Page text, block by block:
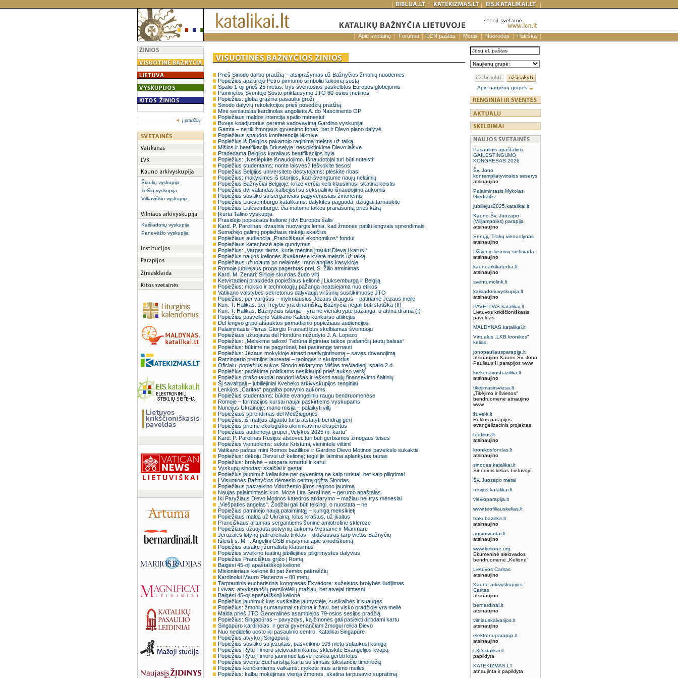
Apie svetainę Forumai LCN paštas Medis Nuorodos Paieška
į pradžią
Šiaulių vyskupija
Telšių vyskupija
Vilkaviškio vyskupija
Kaišiadorių vyskupija
Panevėžio vyskupija
Prieš Sinodo darbo pradžią – atsiprašymas už Bažnyčios žmonių nuodėmes
Popiežius apžiūrėjo Petro pirmumo simboliu laikomą sostą
Spalio 1-oji prieš 25 metus: trys šventosios paskelbtos Europos globėjomis
Paminėtos Šventojo Sosto priklausymo JTO 60-osios metinės
Popiežius: globa grąžina pasauliui grožį
Sinodo dalyvių rekolekcijos prieš posėdžių pradžią
Mirė seniausias kardinolas angolietis A. do Nascimento OP
Popiežiaus maldos intencija spalio mėnesiui
Buvęs koadjutorius perėmė vadovavimą Gardino vyskupijai
Gamta – ne tik žmogaus gyvenimo fonas, bet ir Dievo plano dalyvė
Popiežiaus spaudos konferencija lėktuve
Popiežius iš Belgijos pakartojo raginimą melstis už taiką
Mišios ir beatifikacija Briuselyje: nesipiktinkime Dievo laisve
Pradedama Belgijos karaliaus beatifikacijos byla
Popiežius: „Neslėpkite išnaudojimo. Išnaudotojai turi būti nuteisti“
Popiežius studentams: norite laisvės? Ieškokite tiesos!
Popiežius Belgijos universiteto dėstytojams: plėskite ribas!
Popiežius: mokykimės iš istorijos, kad išvengtume naujų nelaimių
Popiežius Bažnyčiai Belgijoje: krizė verčia kelti klausimus, skatina keistis
Popiežius dvi valandas kalbėjosi su seksualinio išnaudojimo aukomis
Popiežius susitiko su sergančiais pagyvenusiais žmonėmis
Popiežius Liuksemburgo katalikams: dalykitės paguoda, džiugiai tarnaukite
Popiežius Liuksemburge: čia matome taikos pranašumą prieš karą
Įkurta Talino vyskupija
Prasidėjo popiežiaus kelionė į dvi Europos šalis
Kard. P. Parolinas: dvasinis nuovargis lemia, kad žmonės patiki lengvais sprendimais
Sumažėjo galimų popiežiaus rinkėjų skaičius
Popiežiaus audiencija „Pranciškaus ekonomikos“ fondui
Popiežiaus katechezė apie gundymus
Popiežius: „Vargas tiems, kurie mėgina įtraukti Dievą į karus!“
Popiežius naujos kelionės išvakarėse kvietė melstis už taiką
Popiežiaus užuojauta po nelaimės Irano anglies kasykloje
Romoje jubiliejaus proga pagerbtas prel. S. Žilio atminimas
Kard. M. Zenari: Sirijoje skurdas žudo viltį
Ketvirtadienį prasideda popiežiaus kelionė į Liuksemburgą ir Belgiją
Popiežius: mokslo ir technologijų pažanga neatsiejama nuo etikos
Vatikano valstybės sekretorius dalyvauja viršūnių susitikimuose JTO
Popiežius: per vargšus – mylimiausius Jėzaus draugus – patiriame Jėzaus meilę
Kun. T. Halikas. Jei Trejybė yra dinamiška, Bažnyčia negali būti statiška (II)
Kun. T. Halikas. Bažnyčios istorija – yra ne vienakryptė pažanga, o atvira drama (I)
Popiežius pasveikino Vatikano Kalėdų konkurso atlikėjus
Dėl lengvo gripo atšauktos pirmadienio popiežiaus audiencijos
Palaimintasis Pieras Giorgio Frassati bus skelbiamas šventuoju
Popiežiaus užuojauta dėl Hondūre nužudyto J. A. Lopezo
Popiežius: „Melskime taikos! Tebūna išgirstas taikos prašančių tautų balsas“
Popiežius: būkime ne pagyrūnai, bet pasirengę tarnauti
Popiežius: Jėzaus mokykloje atrasti neatlygintinumą – savęs dovanojimą
Ratzingerio premijos laureatai – teologas ir skulptorius
Oficialu: popiežius aukos Sinodo atidarymo Mišias trečiadienį, spalio 2 d.
Popiežius: padėkime politikams nesiklaupti prieš aukso veršį
Popiežius prašo taupiai naudoti lėšas ir ieškoti naujų finansavimo šaltinių
Šį savaitgalį – jubiliejiniai Kvebeko arkivyskupijos renginiai
Lenkijos „Caritas“ pagalba potvynio aukoms
Popiežius studentams: būkite evangeliniu raugu bendruomenėse
Romoje – formacijos kursai naujai paskirtiems vyskupams
Nuncijus Ukrainoje: mano misija – palaikyti viltį
Popiežiaus sprendimas dėl Medžiugorjės
Popiežius: iš mafijos atgautu turtu atstatyti bendrąjį gėrį
Popiežius priėmė ekologiško ūkininkavimo ekspertus
Popiežiaus audiencija grupei „Velykos 2025 m. kartu“
Kard. P. Parolinas Rusijos atstovei: turi būti gerbiamos žmogaus teisės
Popiežius vienuolėms: sekite Kristumi, vienintele viltimi!
Vatikano paštas mini Romos bazilikos ir Gardino Dievo Motinos paveikslo sukaktis
Popiežius: dėkoju Dievui už kelionę; tegul jis laimina aplankytas tautas
Popiežius: brolybė – atspara smurtui ir karui
Vyskupų sinodas: skaičiai ir gestai
Popiežius jaunimui: keliaukite per gyvenimą ne kaip turistai, bet kaip piligrimai
Į Visuotinės Bažnyčios dėmesio centrą grįžta Sinodas
Popiežiaus pasveikino Viduržemio jūros regiono jaunimą
Naujas palaimintasis kun. Mozė Lira Serafínas – gerumo apaštalas
Iki Paryžiaus Dievo Motinos katedros atidarymo – mažiau nei trys mėnesiai
„Viešpaties angelas“. Žodžiai gali būti teisingi, o nuostata – ne
Popiežius paminėjo naują palaimintąjį – kunigą meksikietį
Popiežiaus malda už Ukrainą, kitus kraštus, už įkaitus
Pranciškaus artumas sergantiems šonine amiotrofine skleroze
Popiežiaus užuojauta potvynių aukoms Vietname ir Mianmare
Jeruzalės lotynų patriarchato tinklas – didžiausias tarp vietos Bažnyčių
Išleisti s. M. I. Angelini OSB mąstymai apie sinodiškumą
Popiežius atsakė į žurnalistų klausimus
Popiežius sveikino teatinų jubiliejinės piligrimystės dalyvius
Popiežius Pranciškus grįžo į Romą
Baigėsi 45-oji apaštališkoji kelionė
Misionieriaus kelionė iki pat žemės pakraščių
Kardinolui Mauro Piacenza – 80 metų
Tarptautinis eucharistinis kongresas Ekvadore: sužeistos brolybės liudijimas
Lvivas: atvykstančių persikėlėlių mažiau, bet atvejai rimtesni
Baigėsi 45-oji apaštališkoji kelionė
Popiežius jaunimui: kas susikalba jaunystėje, susikalbės ir suaugęs
Popiežius: žmonių sumanymai stulbina ir žavi, bet visko pradžioje yra meilė
Malda prieš JTO Generalinės asamblėjos 79-osios sesijos pradžią
Popiežius: Singapūras – pavyzdys, ką žmonės gali pasiekti dirbdami kartu
Singapūro kardinolas: ir gerai gyvenančiam žmogui reikia Dievo
Nuo nedidelio uosto iki pasaulinio centro. Katalikai Singapūre
Popiežius atvyko į Singapūrą
Popiežius susitiko su jėzuitais, pasveikino 103 metų sulaukusį kunigą
Popiežius Rytų Timoro sielovadininkams: skleiskite Evangelijos kvapą
Popiežius Rytų Timoro jaunimui: laisvė reiškia gerbti kitus
Popiežius šventė Eucharistiją kartu su šimtais tūkstančių timoriečių
Popiežius kenčiantiems vaikams: mokote mus artimo meilės
Popiežius: kalbų mokėjimas vienija žmones, skatina tarpusavio supratimą
Apie naujienų grupes
Pasaulinis apaštalinis
GAILESTINGUMO
KONGRESAS 2026
Šv. Jono
kontempliatyviosios seserys
atsinaujino
Palaimintasis Mykolas
Giedraitis
jubiliejus2025.katalikai.lt
Kauno Šv. Juozapo
(Vilijampolės) parapija
atsinaujino
Senųjų Trakų vienuolynas
atsinaujino
Užsienio lietuvių sielovada
atsinaujino
kaunoarkikatedra.lt
atsinaujino
sventumolink.lt
kaisiadoriuvyskupija.lt
atsinaujino
PAVELDAS.katalikai.lt
Lietuvos krikščioniškasis
paveldas
MALDYNAS.katalikai.lt
Virtualus „LKB kronikos“
kelias
jonopauliausparapija.lt
atsinaujino Kauno Šv. Jono
Pauliaus II parapijos www
krekenavosbazilika.lt
atsinaujino
tikejimasirsviesa.lt
„Tikėjimo ir šviesos“
bendruomenė atnaujino
www
žuvelė.lt
Ruklos parapijos
evangelizacinis projektas
teofilius.lt
atsinaujino
kronikosfondas.lt
atsinaujino
sinodas.katalikai.lt
Sinodinis kelias Lietuvoje
Šv. Juozapo metai
misijos.katalikai.lt
vievioparapija.lt
www.teofiliauskelias.lt
trakubazilika.lt
atsinaujino
ausrosvartai.lt
atsinaujino
www.kelione.org
Ekumeninė sielovados
bendruomenė „Kelionė“
Lietuvos Caritas
atsinaujino
Kauno arkivyskupijos
Caritas
atsinaujino
bernardinai.lt
atsinaujino
vilniauskalvarijos.lt
atsinaujino
elektrenuparapija.lt
atsinaujino
LK.katalikai.lt
papildyta
KATEKIZMAS.LT
atnaujinta ir papildyta